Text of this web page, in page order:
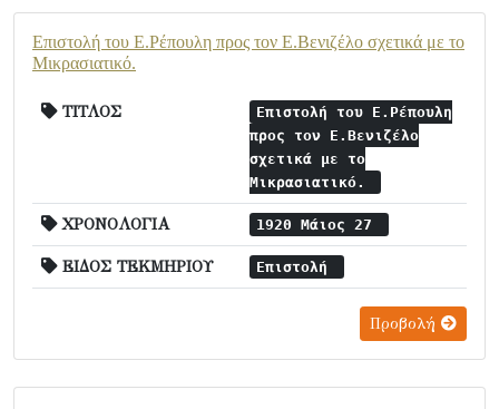
Επιστολή του Ε.Ρέπουλη προς τον Ε.Βενιζέλο σχετικά με το
Μικρασιατικό.
ΤΙΤΛΟΣ
Επιστολή του Ε.Ρέπουλη
προς τον Ε.Βενιζέλο
σχετικά με το
Μικρασιατικό.
ΧΡΟΝΟΛΟΓΙΑ 1920 Μάιος 27
ΕΙΔΟΣ ΤΕΚΜΗΡΙΟΥ Επιστολή
Προβολή